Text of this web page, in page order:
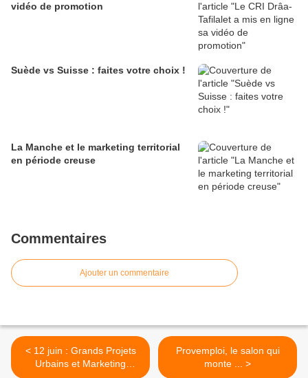
vidéo de promotion
Suède vs Suisse : faites votre choix !
La Manche et le marketing territorial
en période creuse
Commentaires
Ajouter un commentaire
< 12 juin : Grands Projets
Urbains et Marketing
Provemploi, le salon qui
monte ... >